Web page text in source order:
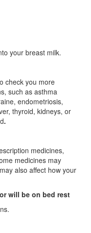
your breast milk.
check you more
such as asthma
endometriosis,
thyroid, kidneys, or
.
medicines,
medicines may
also affect how your
will be on bed rest